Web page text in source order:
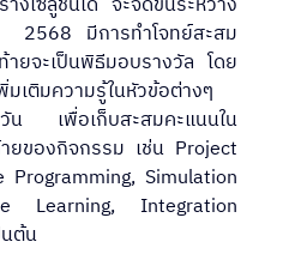
มีการทำโจทย์สะสม
จะเป็นพิธีมอบรางวัล โดย
เติมความรู้ในหัวข้อต่างๆ
วัน เพื่อเก็บสะสมคะแนนใน
ยของกิจกรรม เช่น Project
Programming, Simulation
Learning, Integration
ต้น